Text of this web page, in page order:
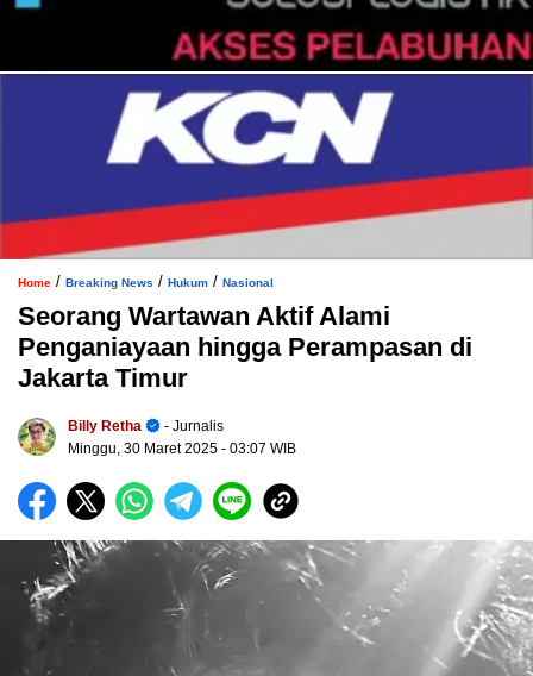
Home / Breaking News / Hukum / Nasional
Seorang Wartawan Aktif Alami
Penganiayaan hingga Perampasan di
Jakarta Timur
Billy Retha
- Jurnalis
Minggu, 30 Maret 2025 - 03:07 WIB